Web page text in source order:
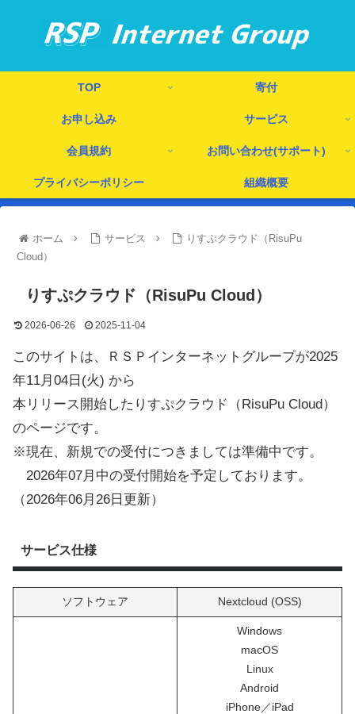
TOP 寄付
お申し込み サービス
会員規約 お問い合わせ(サポート)
プライバシーポリシー 組織概要
ホーム サービス
りすぷクラウド（RisuPu
Cloud）
りすぷクラウド（RisuPu Cloud）
2026-06-26 2025-11-04
このサイトは、ＲＳＰインターネットグループが2025
年11月04日(火) から
本リリース開始したりすぷクラウド（RisuPu Cloud）
のページです。
※現在、新規での受付につきましては準備中です。
2026年07月中の受付開始を予定しております。
（2026年06月26日更新）
サービス仕様
ソフトウェア Nextcloud (OSS)
Windows
macOS
Linux
Android
iPhone／iPad